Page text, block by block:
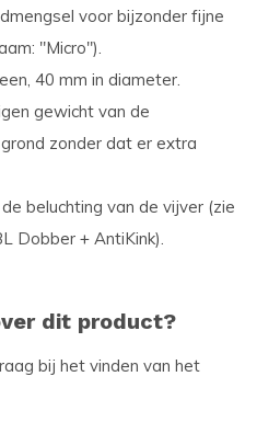
voor bijzonder fijne
"Micro").
40 mm in diameter.
gewicht van de
zonder dat er extra
beluchting van de vijver (zie
Dobber + AntiKink).
dit product?
bij het vinden van het